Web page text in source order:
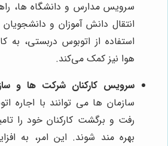
سرویس مدارس و دانشگاه ها،
انتقال دانش آموزان و
استفاده از اتوبوس دربستی،
هوا نیز کمک می‌کند.
سرویس کارکنان شرکت ها و
سازمان ها می توانند با اجاره
رفت و برگشت کارکنان خود را
بهره مند شوند. این امر، به